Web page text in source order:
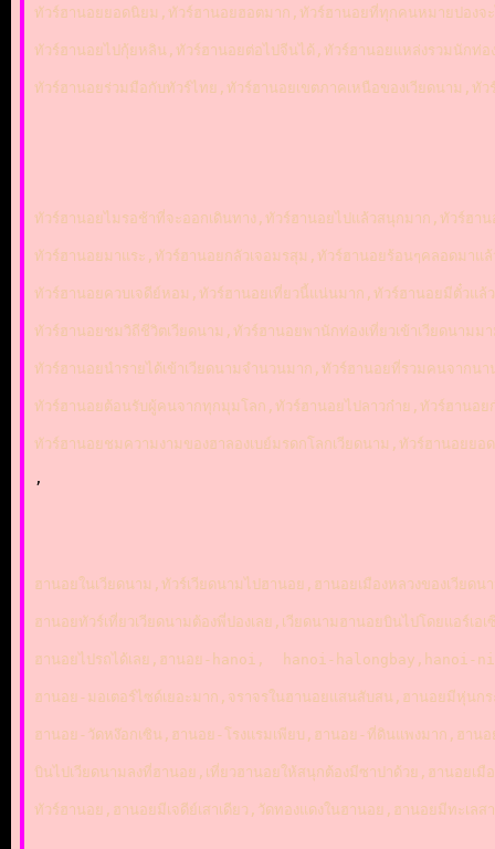
ทัวร์ฮานอยยอดนิยม,ทัวร์ฮานอยฮอตมาก,ทัวร์ฮานอยที่ทุกคนหมายปองจ
ทัวร์ฮานอยไปกุ้ยหลิน,ทัวร์ฮานอยต่อไปจีนได้,ทัวร์ฮานอยแหล่งรวมนักท่
ทัวร์ฮานอยร่วมมือกับทัวร์ไทย,ทัวร์ฮานอยเขตภาคเหนือของเวียดนาม,ทั
ทัวร์ฮานอยไมรอช้าที่จะออกเดินทาง,ทัวร์ฮานอยไปแล้วสนุกมาก,ทัวร์ฮ
ทัวร์ฮานอยมาแระ,ทัวร์ฮานอยกลัวเจอมรสุม,ทัวร์ฮานอยร้อนๆคลอดมา
ทัวร์ฮานอยควบเจดีย์หอม,ทัวร์ฮานอยเที่ยวนี้แน่นมาก,ทัวร์ฮานอยมีตั๋วแ
ทัวร์ฮานอยชมวิถีชีวิตเวียดนาม,ทัวร์ฮานอยพานักท่องเที่ยวเข้าเวียดนา
ทัวร์ฮานอยนำรายได้เข้าเวียดนามจำนวนมาก,ทัวร์ฮานอยที่รวมคนจากน
ทัวร์ฮานอยต้อนรับผู้คนจากทุกมุมโลก,ทัวร์ฮานอยไปลาวก๋าย,ทัวร์ฮาน
ทัวร์ฮานอยชมความงามของฮาลองเบย์มรดกโลกเวียดนาม,ทัวร์ฮานอยย
,
ฮานอยในเวียดนาม,ทัวร์เวียดนามไปฮานอย,ฮานอยเมืองหลวงของเวีย
ฮานอยทัวร์เที่ยวเวียดนามต้องพี่ปองเลย,เวียดนามฮานอยบินไปโดยแอร์
ฮานอยไปรถได้เลย,ฮานอย-hanoi,  hanoi-halongbay,hanoi-
ฮานอย-มอเตอร์ไซด์เยอะมาก,จราจรในฮานอยแสนสับสน,ฮานอยมีหุ่น
ฮานอย-วัดหง๊อกเซิน,ฮานอย-โรงแรมเพียบ,ฮานอย-ที่ดินแพงมาก,ฮา
บินไปเวียดนามลงที่ฮานอย,เที่ยวฮานอยให้สนุกต้องมีซาปาด้วย,ฮานอยเมื
ทัวร์ฮานอย,ฮานอยมีเจดีย์เสาเดียว,วัดทองแดงในฮานอย,ฮานอยมีทะเ